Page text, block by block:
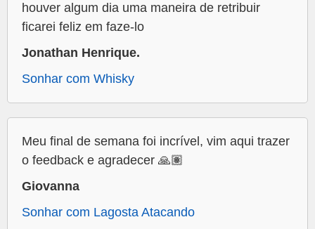
houver algum dia uma maneira de retribuir
ficarei feliz em faze-lo
Jonathan Henrique.
Sonhar com Whisky
Meu final de semana foi incrível, vim aqui trazer
o feedback e agradecer 🙏🏽
Giovanna
Sonhar com Lagosta Atacando